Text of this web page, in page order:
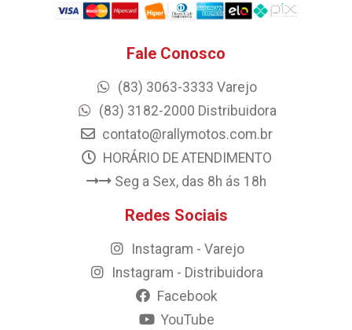
Fale Conosco
(83) 3063-3333 Varejo
(83) 3182-2000 Distribuidora
contato@rallymotos.com.br
HORÁRIO DE ATENDIMENTO
Seg a Sex, das 8h ás 18h
Redes Sociais
Instagram - Varejo
Instagram - Distribuidora
Facebook
YouTube